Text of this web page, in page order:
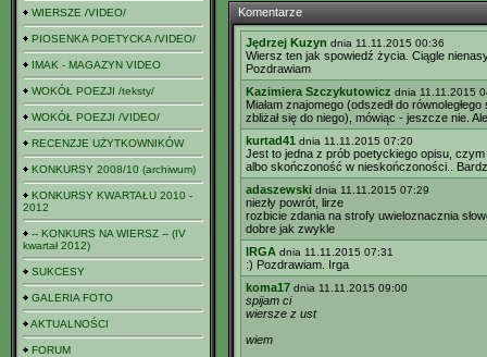
WIERSZE /VIDEO/
PIOSENKA POETYCKA /VIDEO/
IMAK - MAGAZYN VIDEO
WOKÓŁ POEZJI /teksty/
WOKÓŁ POEZJI /VIDEO/
RECENZJE UŻYTKOWNIKÓW
KONKURSY 2008/10 (archiwum)
KONKURSY KWARTAŁU 2010 -
2012
-- KONKURS NA WIERSZ -- (IV
kwartał 2012)
SUKCESY
GALERIA FOTO
AKTUALNOŚCI
FORUM
Komentarze
Jędrzej Kuzyn dnia 11.11.2015 00:36
Wiersz ten jak spowiedź życia. Ciągle
Pozdrawiam
Kazimiera Szczykutowicz dnia 11.11.2015
Miałam znajomego (odszedł do
zbliżał się do niego), mówiąc - jeszcze nie.
kurtad41 dnia 11.11.2015 07:20
Jest to jedna z prób poetyckiego opisu,
albo skończoność w nieskończoności..
adaszewski dnia 11.11.2015 07:29
niezły powrót, lirze
rozbicie zdania na strofy uwieloznacznia
dobre jak zwykle
IRGA dnia 11.11.2015 07:31
:) Pozdrawiam. Irga
koma17 dnia 11.11.2015 09:00
spijam ci
wiersze z ust
wiem